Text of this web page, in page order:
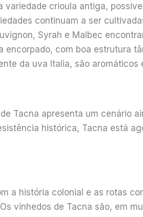
crioula antiga,
continuam a ser
Syrah e Malbec
com boa estrutura
da uva Italia, são
Tacna apresenta um cenário
histórica, Tacna está
a história colonial e as rotas
vinhedos de Tacna são, em